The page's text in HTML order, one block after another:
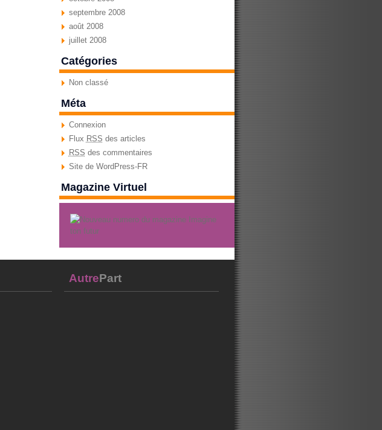
septembre 2008
août 2008
juillet 2008
Catégories
Non classé
Méta
Connexion
Flux RSS des articles
RSS des commentaires
Site de WordPress-FR
Magazine Virtuel
AutrePart